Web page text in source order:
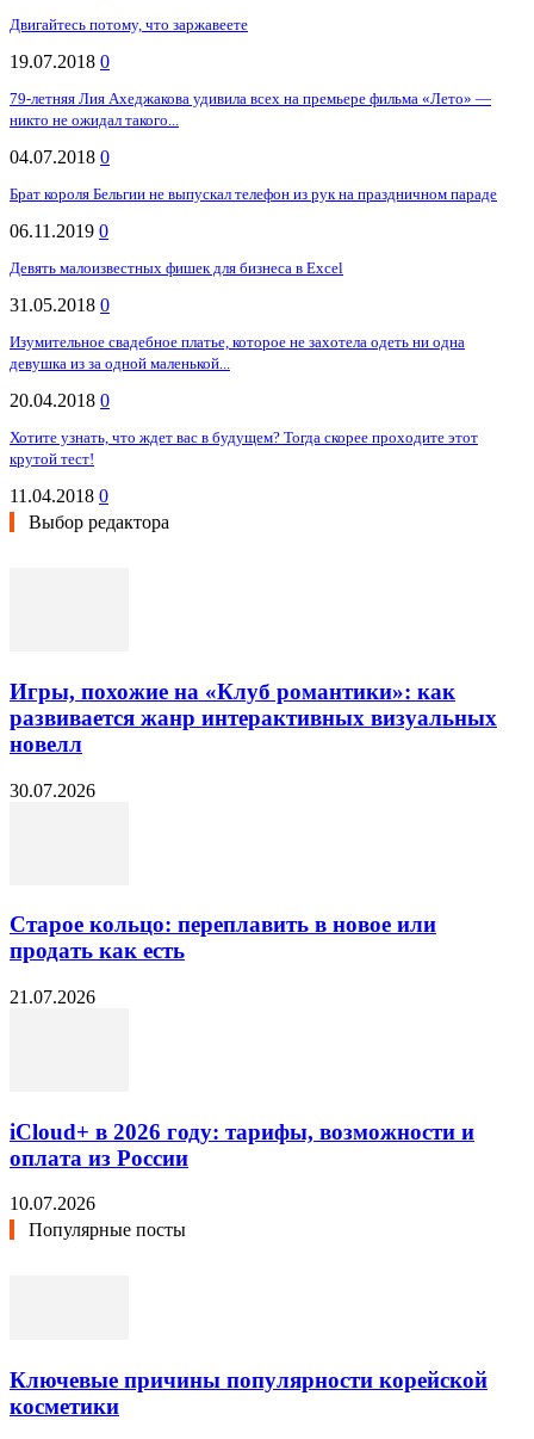
Двигайтесь потому, что заржавеете
19.07.2018 0
79-летняя Лия Ахеджакова удивила всех на премьере фильма «Лето» —
никто не ожидал такого...
04.07.2018 0
Брат короля Бельгии не выпускал телефон из рук на праздничном параде
06.11.2019 0
Девять малоизвестных фишек для бизнеса в Excel
31.05.2018 0
Изумительное свадебное платье, которое не захотела одеть ни одна
девушка из за одной маленькой...
20.04.2018 0
Хотите узнать, что ждет вас в будущем? Тогда скорее проходите этот
крутой тест!
11.04.2018 0
Выбор редактора
Игры, похожие на «Клуб романтики»: как
развивается жанр интерактивных визуальных
новелл
30.07.2026
Старое кольцо: переплавить в новое или
продать как есть
21.07.2026
iCloud+ в 2026 году: тарифы, возможности и
оплата из России
10.07.2026
Популярные посты
Ключевые причины популярности корейской
косметики